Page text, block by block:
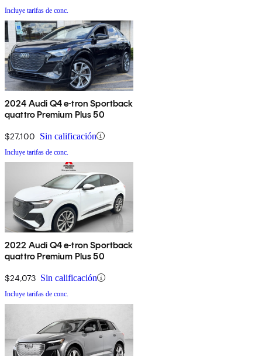
Incluye tarifas de conc.
2024 Audi Q4 e-tron Sportback
quattro Premium Plus 50
$27,100 Sin calificación
Incluye tarifas de conc.
2022 Audi Q4 e-tron Sportback
quattro Premium Plus 50
$24,073 Sin calificación
Incluye tarifas de conc.